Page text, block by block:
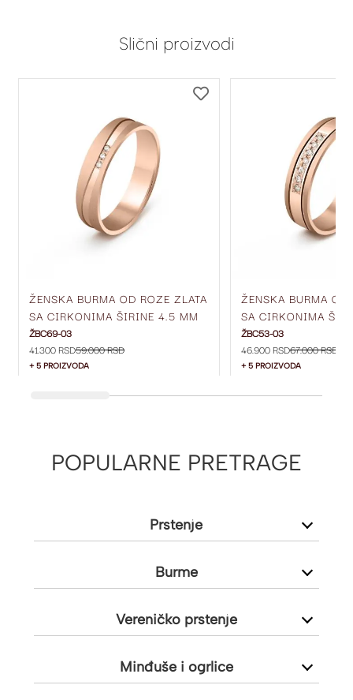
Slični proizvodi
ŽENSKA BURMA OD ROZE ZLATA
SA CIRKONIMA ŠIRINE 4.5 MM
ŽBC69-03
ŽBC69-03
41.300 RSD59.000 RSD
+ 5 PROIZVODA
ŽENSKA BURMA OD
SA CIRKONIMA
ŽBC53-03
ŽBC53-03
46.900 RSD67.000 RSD
+ 5 PROIZVODA
POPULARNE PRETRAGE
Prstenje
Burme
Vereničko prstenje
Minđuše i ogrlice